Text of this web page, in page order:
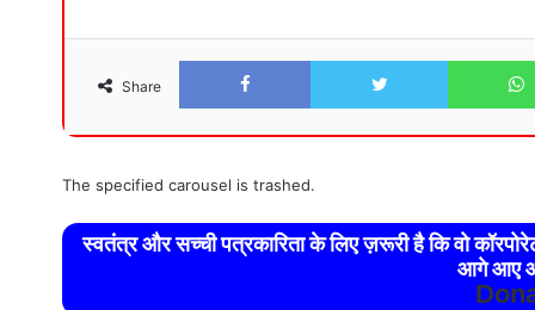
Share
Facebook Twitter
The specified carousel is trashed.
स्वतंत्र और सच्ची पत्रकारिता के लिए ज़रूरी है कि वो
आगे आए